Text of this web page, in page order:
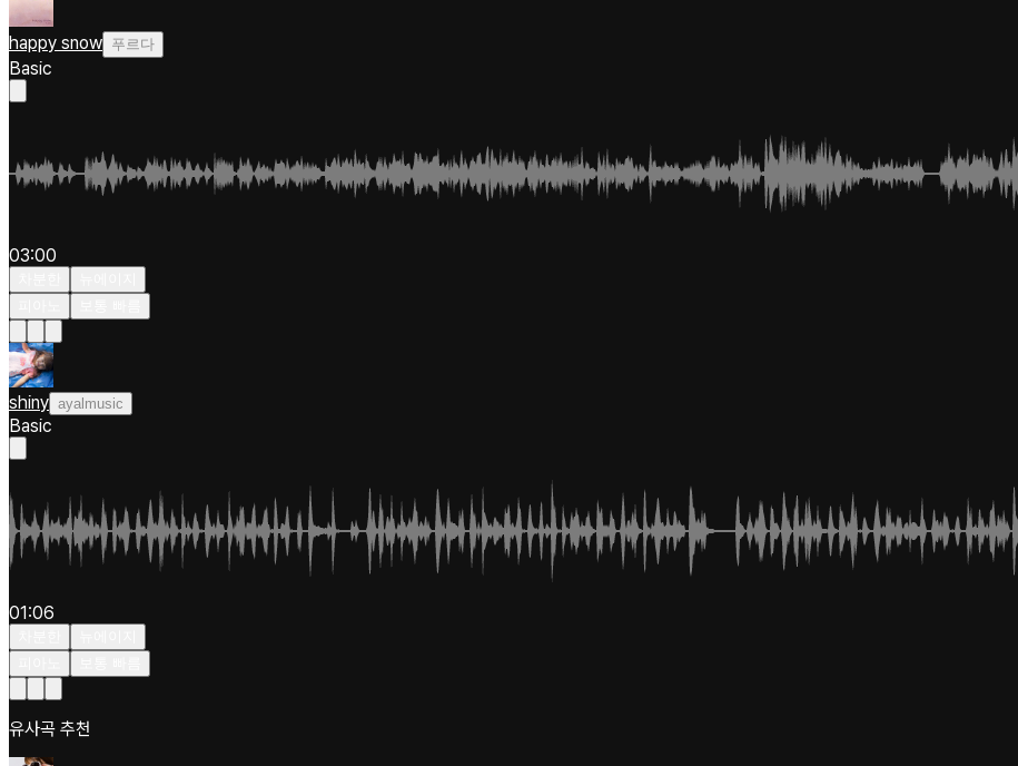
happy snow 푸르다
Basic
03:00
shiny ayalmusic
Basic
01:06
유사곡 추천